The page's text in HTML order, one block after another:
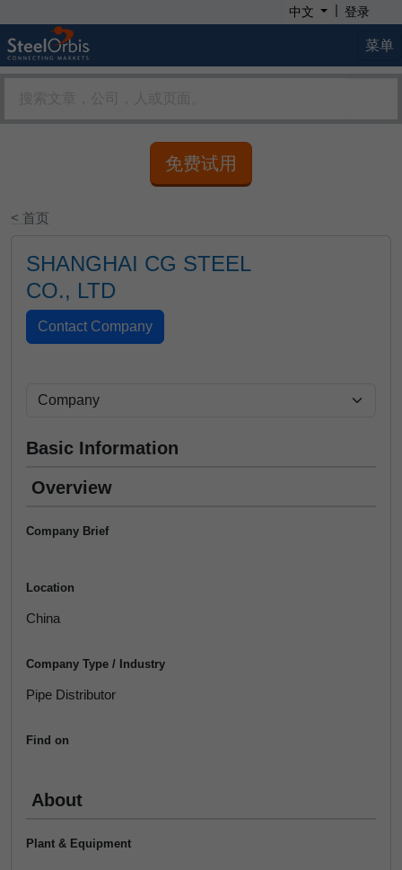
中文 | 登录
菜单
免费试用
< 首页
SHANGHAI CG STEEL
CO., LTD
Basic Information
Overview
Company Brief
Location
China
Company Type / Industry
Pipe Distributor
Find on
About
Plant & Equipment